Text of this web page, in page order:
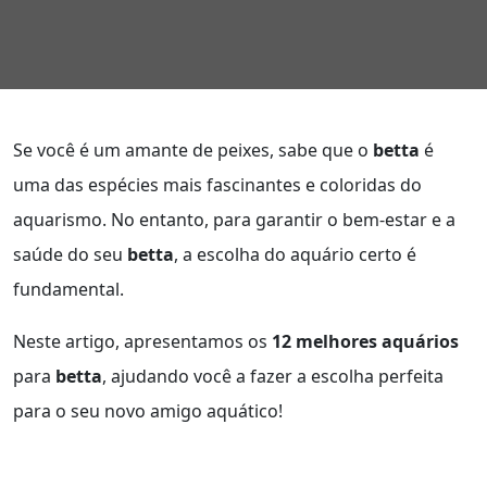
Se você é um amante de peixes, sabe que o betta é
uma das espécies mais fascinantes e coloridas do
aquarismo. No entanto, para garantir o bem-estar e a
saúde do seu betta, a escolha do aquário certo é
fundamental.
Neste artigo, apresentamos os 12 melhores aquários
para betta, ajudando você a fazer a escolha perfeita
para o seu novo amigo aquático!